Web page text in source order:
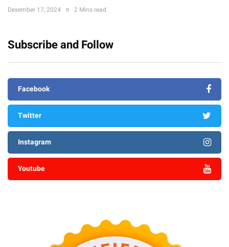
Desember 17, 2024 2 Mins read
Subscribe and Follow
Facebook
Twitter
Instagram
Youtube